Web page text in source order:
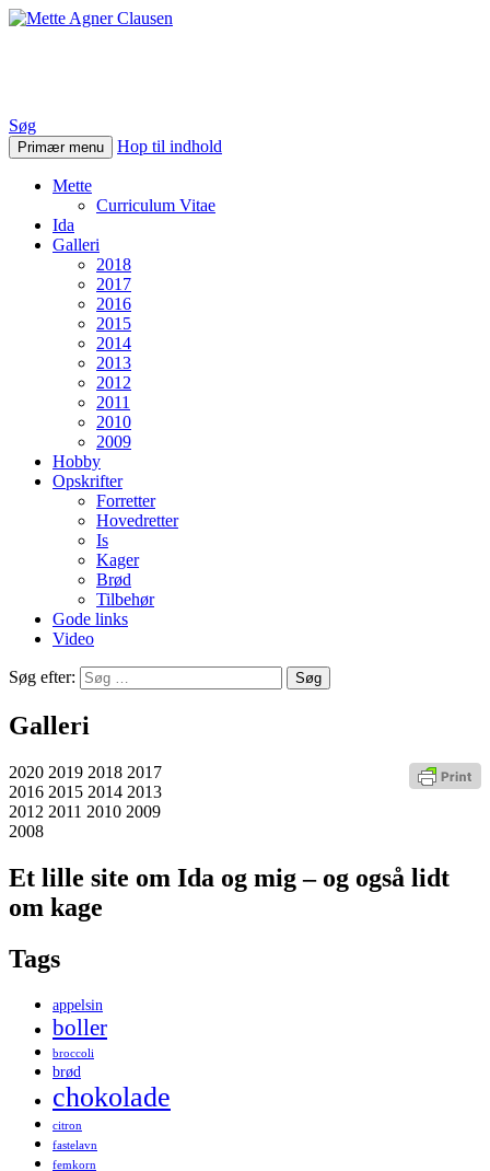
Søg
Primær menu Hop til indhold
Mette
Curriculum Vitae
Ida
Galleri
2018
2017
2016
2015
2014
2013
2012
2011
2010
2009
Hobby
Opskrifter
Forretter
Hovedretter
Is
Kager
Brød
Tilbehør
Gode links
Video
Søg efter:
Galleri
2020 2019 2018 2017
2016 2015 2014 2013
2012 2011 2010 2009
2008
Et lille site om Ida og mig – og også lidt
om kage
Tags
appelsin
boller
broccoli
brød
chokolade
citron
fastelavn
femkorn